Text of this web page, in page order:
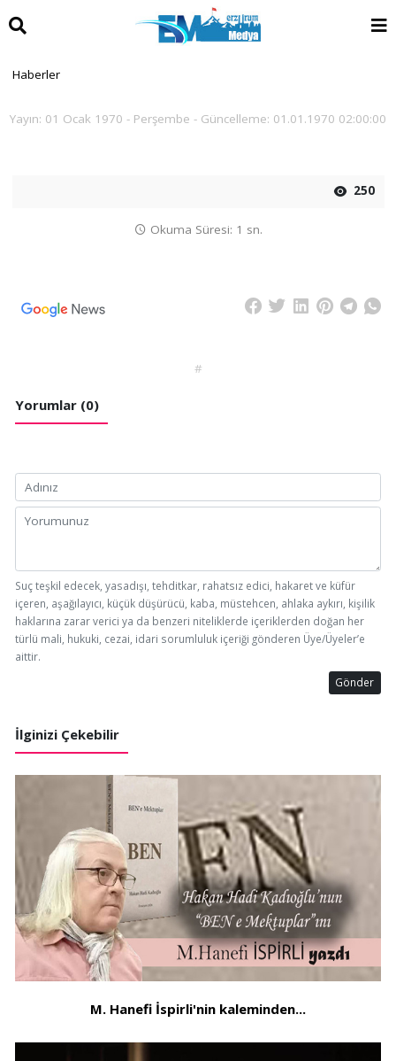
Haberler
Yayın: 01 Ocak 1970 - Perşembe - Güncelleme: 01.01.1970 02:00:00
250
Okuma Süresi: 1 sn.
#
Yorumlar (0)
Suç teşkil edecek, yasadışı, tehditkar, rahatsız edici, hakaret ve küfür
içeren, aşağılayıcı, küçük düşürücü, kaba, müstehcen, ahlaka aykırı, kişilik
haklarına zarar verici ya da benzeri niteliklerde içeriklerden doğan her
türlü mali, hukuki, cezai, idari sorumluluk içeriği gönderen Üye/Üyeler’e
aittir.
Gönder
İlginizi Çekebilir
M. Hanefi İspirli'nin kaleminden...